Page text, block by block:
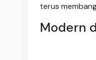
terus
Modern